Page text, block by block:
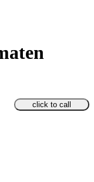
click to call